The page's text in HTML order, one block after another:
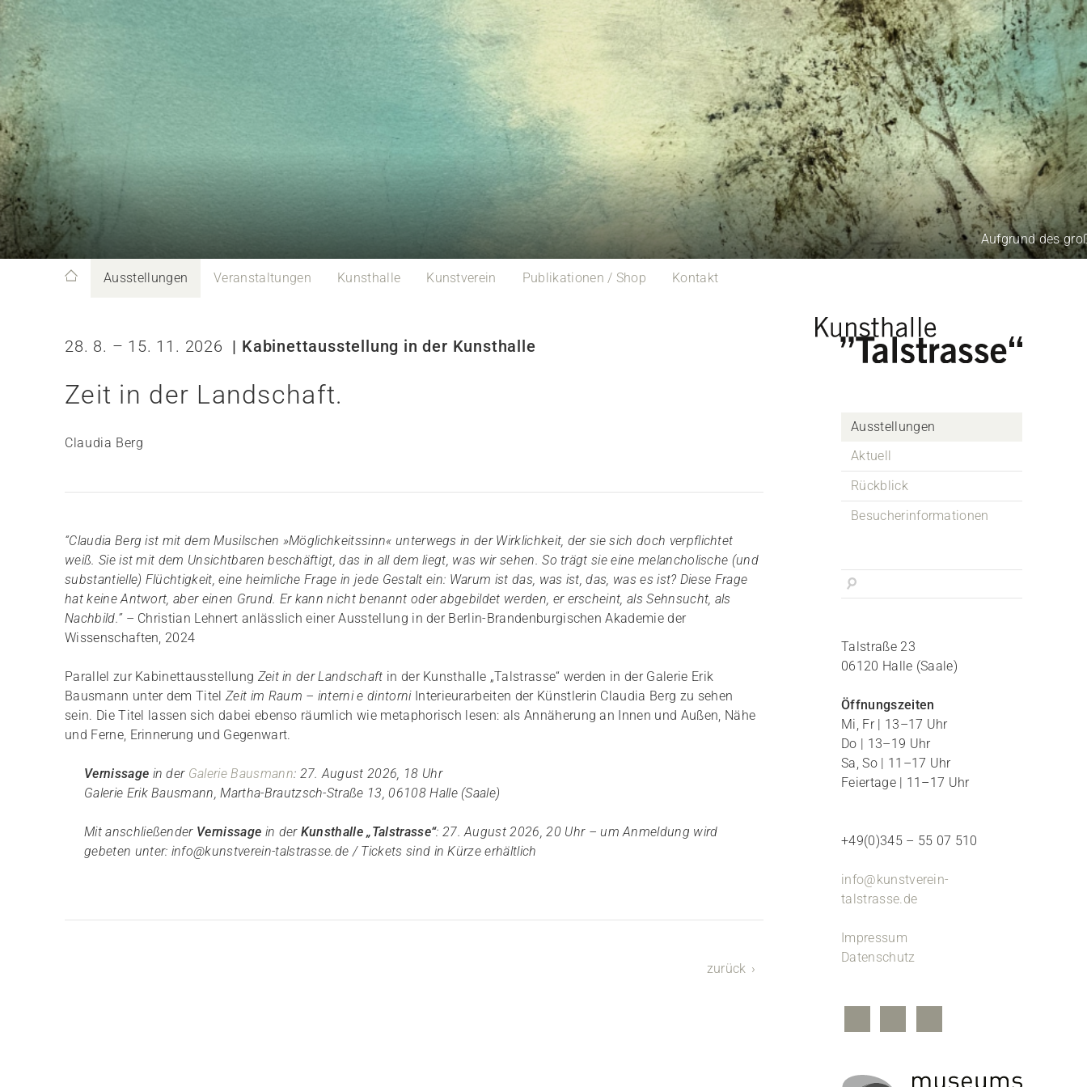
Aufgrund des großen
Ausstellungen Veranstaltungen Kunsthalle Kunstverein Publikationen / Shop Kontakt
Ausstellungen
Aktuell
Rückblick
Besucherinformationen
28. 8. – 15. 11. 2026 | Kabinettausstellung in der Kunsthalle
Zeit in der Landschaft.
Claudia Berg
“Claudia Berg ist mit dem Musilschen »Möglichkeitssinn« unterwegs in der Wirklichkeit, der sie sich doch verpflichtet
weiß. Sie ist mit dem Unsichtbaren beschäftigt, das in all dem liegt, was wir sehen. So trägt sie eine melancholische (und
substantielle) Flüchtigkeit, eine heimliche Frage in jede Gestalt ein: Warum ist das, was ist, das, was es ist? Diese Frage
hat keine Antwort, aber einen Grund. Er kann nicht benannt oder abgebildet werden, er erscheint, als Sehnsucht, als
Nachbild.” – Christian Lehnert anlässlich einer Ausstellung in der Berlin-Brandenburgischen Akademie der
Wissenschaften, 2024
Parallel zur Kabinettausstellung Zeit in der Landschaft in der Kunsthalle „Talstrasse“ werden in der Galerie Erik
Bausmann unter dem TitelZeit im Raum – interni e dintorni Interieurarbeiten der Künstlerin Claudia Berg zu sehen
sein. Die Titel lassen sich dabei ebenso räumlich wie metaphorisch lesen: als Annäherung an Innen und Außen, Nähe
und Ferne, Erinnerung und Gegenwart.
Vernissage in der Galerie Bausmann: 27. August 2026, 18 Uhr
Galerie Erik Bausmann, Martha-Brautzsch-Straße 13, 06108 Halle (Saale)
Mit anschließender Vernissage in der Kunsthalle „Talstrasse“: 27. August 2026, 20 Uhr – um Anmeldung wird
gebeten unter: info@kunstverein-talstrasse.de / Tickets sind in Kürze erhältlich
zurück
Talstraße 23
06120 Halle (Saale)
Öffnungszeiten
Mi, Fr | 13–17 Uhr
Do | 13–19 Uhr
Sa, So | 11–17 Uhr
Feiertage | 11–17 Uhr
+49(0)345 – 55 07 510
info@kunstverein-
talstrasse.de
Impressum
Datenschutz